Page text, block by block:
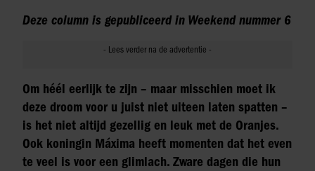
Deze column is gepubliceerd in Weekend nummer 6
Om héél eerlijk te zijn – maar misschien moet ik
deze droom voor u juist niet uiteen laten spatten –
is het niet altijd gezellig en leuk met de Oranjes.
Ook koningin Máxima heeft momenten dat het even
te veel is voor een glimlach. Zware dagen die hun